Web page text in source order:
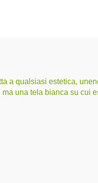
a qualsiasi estetica,
una tela bianca su cui